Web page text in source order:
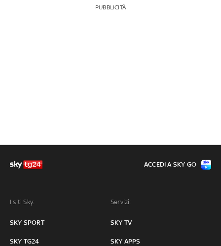
PUBBLICITÀ
I siti Sky:
SKY SPORT
SKY TG24
Servizi:
SKY TV
SKY APPS
ACCEDI A SKY GO